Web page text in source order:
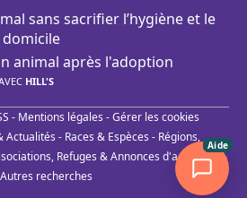
sans sacrifier l’hygiène et le
animal après l'adoption
HILL'S
- Mentions légales -Gérer les cookies
Actualités - Races & Espèces - Régions,
Refuges & Annonces d'adoptions-
Autres recherches
Aide